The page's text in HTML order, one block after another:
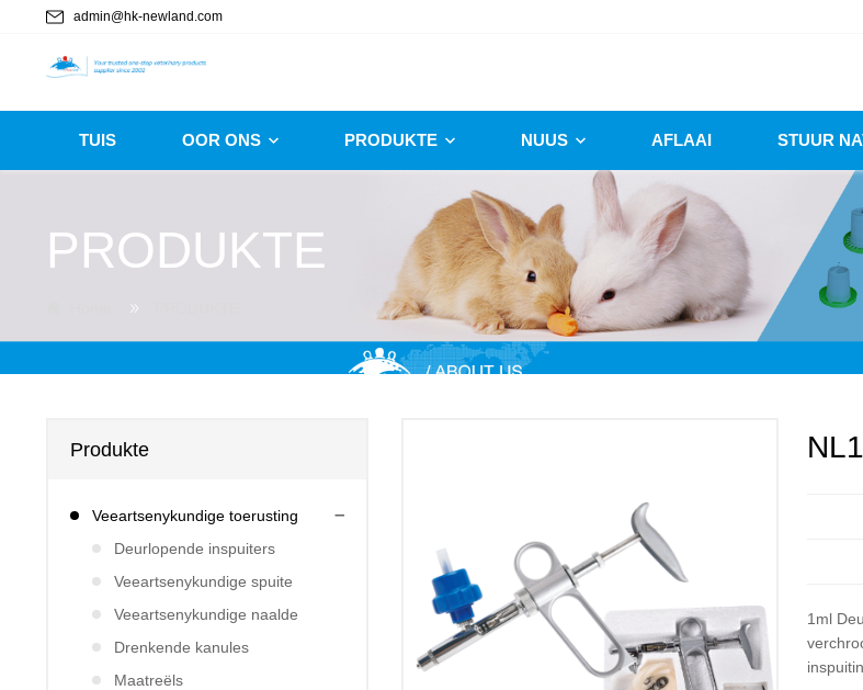
admin@hk-newland.com
TUIS OOR ONS PRODUKTE NUUS AFLAAI STUUR
PRODUKTE
Produkte
Veeartsenykundige toerusting
Deurlopende inspuiters
Veeartsenykundige spuite
Veeartsenykundige naalde
Drenkende kanules
Maatreëls
1ml